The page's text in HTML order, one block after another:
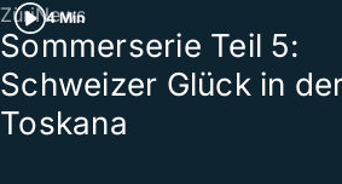
4 Min
ZüriNews
Sommerserie Teil 5:
Schweizer Glück in
Toskana